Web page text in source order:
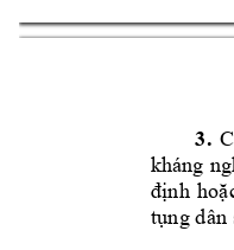
3.
kháng
định h
tụng dân